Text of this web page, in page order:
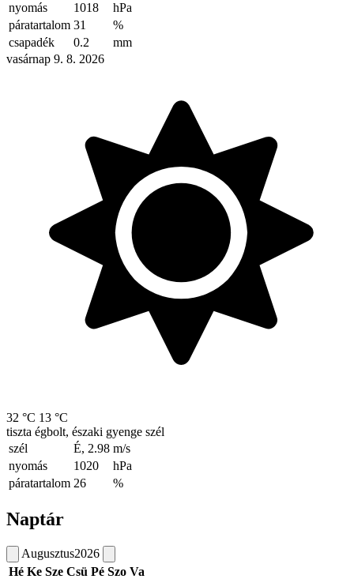
nyomás
1018
hPa
páratartalom 31
%
csapadék
0.2
mm
vasárnap 9. 8. 2026
32 °C 13 °C
tiszta égbolt, északi gyenge szél
szél
É, 2.98 m/s
nyomás
1020
hPa
páratartalom 26 %
Naptár
Augusztus2026
Hé Ke Sze Csü Pé Szo Va